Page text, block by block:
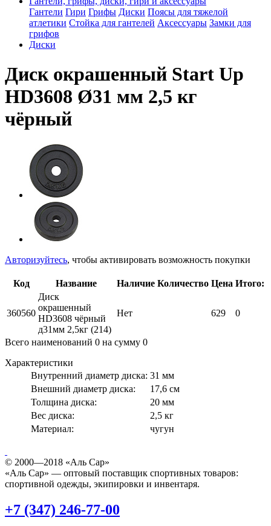
Гантели Гири Грифы Диски Поясы для тяжелой
атлетики Стойка для гантелей Аксессуары Замки для
грифов
Диски
Диск окрашенный Start Up
HD3608 Ø31 мм 2,5 кг
чёрный
Авторизуйтесь, чтобы активировать возможность покупки
Код Название Наличие Количество Цена Итого:
360560
Диск
окрашенный
HD3608 чёрный
д31мм 2,5кг (214)
Нет 629 0
Всего наименований 0 на сумму 0
Характеристики
Внутренний диаметр диска: 31 мм
Внешний диаметр диска:
17,6 см
Толщина диска:
20 мм
Вес диска:
2,5 кг
Материал:
чугун
© 2000—2018 «Аль Сар»
«Аль Сар» — оптовый поставщик спортивных товаров:
спортивной одежды, экипировки и инвентаря.
+7 (347) 246-77-00